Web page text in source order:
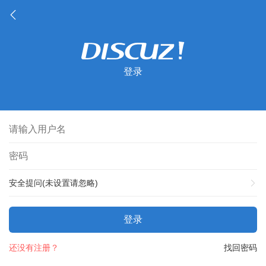
登录
安全提问(未设置请忽略)
登录
找回密码
还没有注册？